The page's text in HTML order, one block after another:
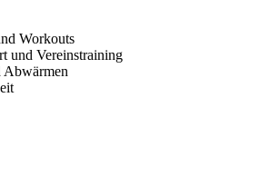
Workouts
und Vereinstraining
Abwärmen